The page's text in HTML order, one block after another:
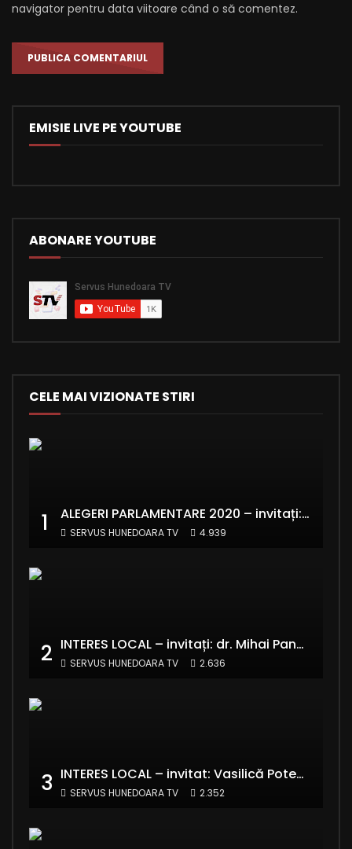
navigator pentru data viitoare când o să comentez.
EMISIE LIVE PE YOUTUBE
ABONARE YOUTUBE
CELE MAI VIZIONATE STIRI
1 ALEGERI PARLAMENTARE 2020 – invitați: Ionela Florea și Emanuel Valentin Crișan – RE:Start România
SERVUS HUNEDOARA TV 4.939
2 INTERES LOCAL – invitați: dr. Mihai Panaitescu – Manager Teatrul de Artă Deva și Alexandru Grecu
SERVUS HUNEDOARA TV 2.636
3 INTERES LOCAL – invitat: Vasilică Potecă – Senator PNL Hunedoara
SERVUS HUNEDOARA TV 2.352